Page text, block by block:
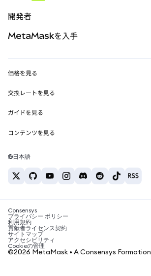
パーペチュアル
RWA
開発者
MetaMask Connect
Snaps
Web3サービス
MetaMaskを入手
セキュリティ
サポート
キャリア
お問い合わせ
価格を見る
イーサリアムの価格
Solanaの価格
Tetherの価格
交換レートを見る
ETH→USD
USDT→INR
BTC→INR
ETH→USDT
ガイドを見る
ETHの購入
USDTの購入
SHIBの購入
BNBの購入
コンテンツを見る
Solanaウォレット
税制関連ニュース
暗号資産の購入方法は？
ビットコインを売るには？
日本語
Consensys
プライバシー ポリシー
利用規約
貢献者ライセンス契約
サイトマップ
アクセシビリティ
Cookieの管理
©2026 MetaMask • A Consensys Formation